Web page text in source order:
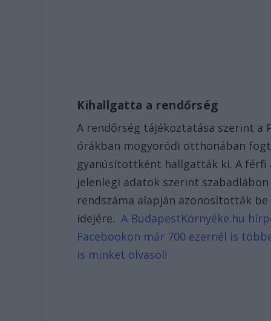
Kihallgatta a rendőrség
A rendőrség tájékoztatása szerint a
órákban mogyoródi otthonában
gyanúsítottként hallgatták ki. A férfi
jelenlegi adatok szerint
rendszáma alapján azonosították
idejére.A BudapestKörnyéke.hu
Facebookon már 700 ezernél is
is minket olvasol!